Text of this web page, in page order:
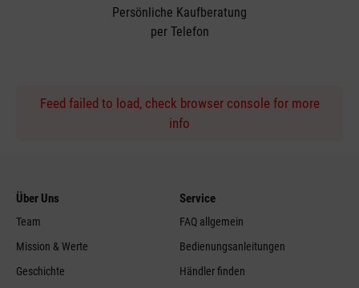
Persönliche Kaufberatung
per Telefon
Feed failed to load, check browser console for more
info
Über Uns
Team
Mission & Werte
Geschichte
Service
FAQ allgemein
Bedienungsanleitungen
Händler finden